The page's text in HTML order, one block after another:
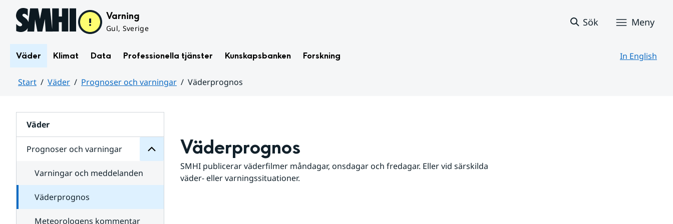
Hoppa till sidans innehåll Varning
Gul, Sverige
Sök Meny
Väder Klimat Data Professionella tjänster Kunskapsbanken Forskning In English
Start Väder Prognoser och varningar
Väderprognos
Väder
Prognoser och varningar
för
varningar
Varningar och meddelanden
Väderprognos
Meteorologens kommentar
Väderprognos
SMHI publicerar väderfilmer måndagar, onsdagar och fredagar. Eller vid särskilda
väder- eller varningssituationer.